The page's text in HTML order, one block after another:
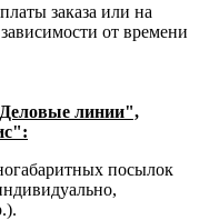
заказа или на
от времени
линии",
посылок